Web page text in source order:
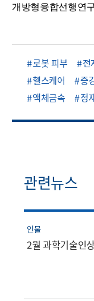
개방형융합선행연
로봇 피부 전
헬스케어
증
액체금속
정
관련뉴스
인물
2월 과학기술인